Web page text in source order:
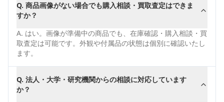
Q. 商品画像がない場合でも購入相談・買取査定はできま
すか？
A. はい。画像が準備中の商品でも、在庫確認・購入相談・買
取査定は可能です。外観や付属品の状態は個別に確認いたし
ます。
Q. 法人・大学・研究機関からの相談に対応しています
か？